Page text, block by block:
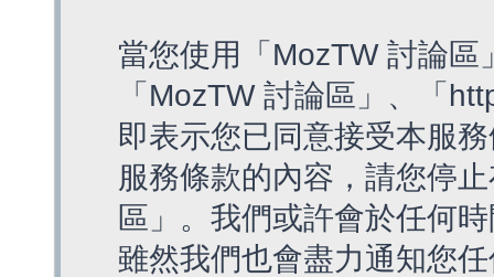
當您使用「MozTW 討論
「MozTW 討論區」、「
即表示您已同意接受本服
服務條款的內容，請您停
區」。我們或許會於任何
雖然我們也會盡力通知您